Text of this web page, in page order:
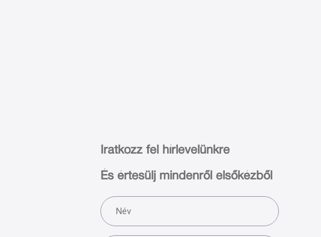
Iratkozz fel hírlevelünkre
És értesülj mindenről elsőkézből